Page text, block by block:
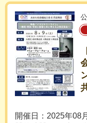
開催日：2025年08